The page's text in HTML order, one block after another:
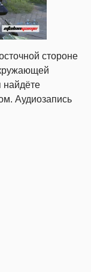
стороне
найдёте
Аудиозапись